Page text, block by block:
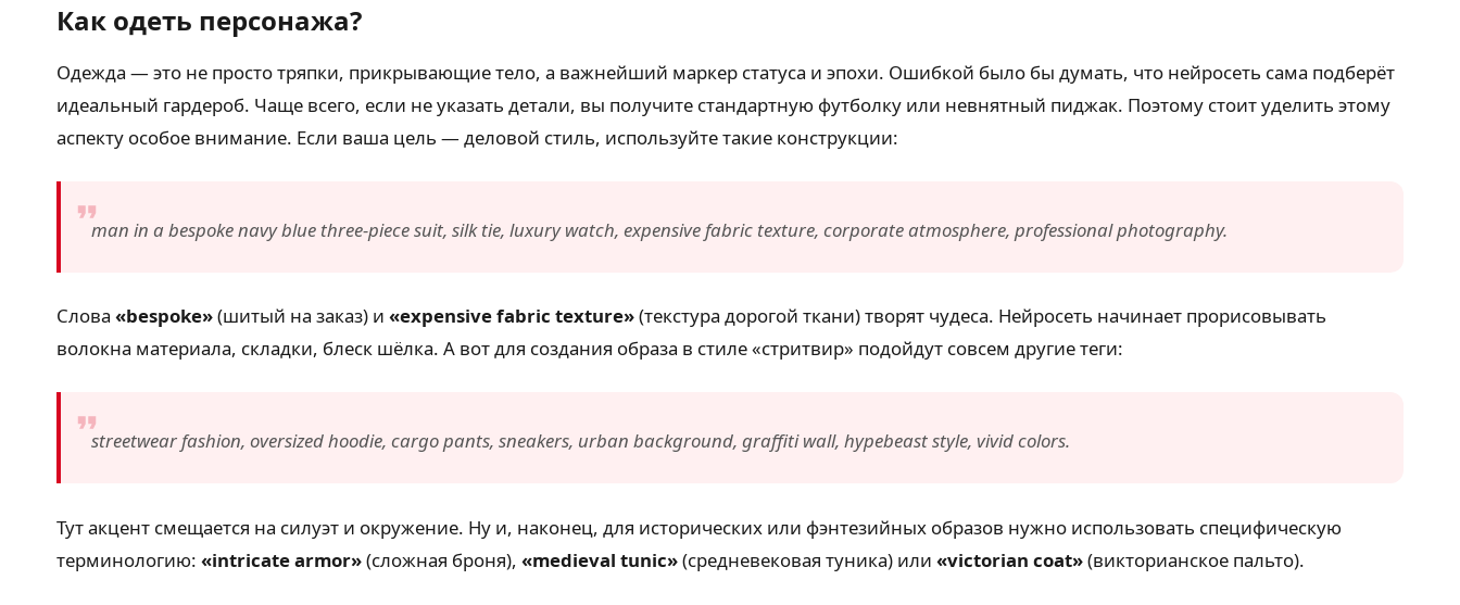
Как одеть персонажа?
Одежда — это не просто тряпки, прикрывающие тело, а важнейший маркер статуса и эпохи. Ошибкой было бы думать, что нейросеть сама подберёт
идеальный гардероб. Чаще всего, если не указать детали, вы получите стандартную футболку или невнятный пиджак. Поэтому стоит уделить этому
аспекту особое внимание. Если ваша цель — деловой стиль, используйте такие конструкции:
man in a bespoke navy blue three-piece suit, silk tie, luxury watch, expensive fabric texture, corporate atmosphere, professional photography.
Слова «bespoke»(шитый на заказ) и «expensive fabric texture»(текстура дорогой ткани) творят чудеса. Нейросеть начинает прорисовывать
волокна материала, складки, блеск шёлка. А вот для создания образа в стиле «стритвир» подойдут совсем другие теги:
streetwear fashion, oversized hoodie, cargo pants, sneakers, urban background, graffiti wall, hypebeast style, vivid colors.
Тут акцент смещается на силуэт и окружение. Ну и, наконец, для исторических или фэнтезийных образов нужно использовать специфическую
терминологию: «intricate armor»(сложная броня), «medieval tunic»(средневековая туника) или «victorian coat»(викторианское пальто).